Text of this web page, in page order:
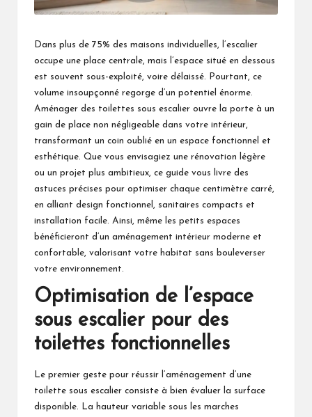
Dans plus de 75% des maisons individuelles, l’escalier
occupe une place centrale, mais l’espace situé en dessous
est souvent sous-exploité, voire délaissé. Pourtant, ce
volume insoupçonné regorge d’un potentiel énorme.
Aménager des toilettes sous escalier ouvre la porte à un
gain de place non négligeable dans votre intérieur,
transformant un coin oublié en un espace fonctionnel et
esthétique. Que vous envisagiez une rénovation légère
ou un projet plus ambitieux, ce guide vous livre des
astuces précises pour optimiser chaque centimètre carré,
en alliant design fonctionnel, sanitaires compacts et
installation facile. Ainsi, même les petits espaces
bénéficieront d’un aménagement intérieur moderne et
confortable, valorisant votre habitat sans bouleverser
votre environnement.
Optimisation de l’espace
sous escalier pour des
toilettes fonctionnelles
Le premier geste pour réussir l’aménagement d’une
toilette sous escalier consiste à bien évaluer la surface
disponible. La hauteur variable sous les marches